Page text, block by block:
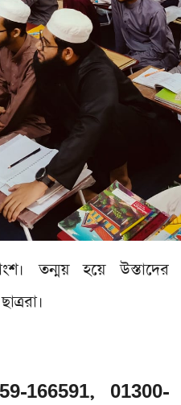
তন্ময় হয়ে উস্তাদের
166591, 01300-